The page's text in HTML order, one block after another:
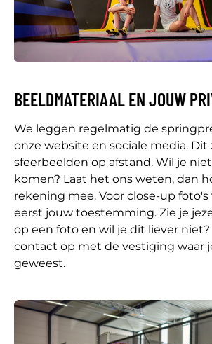
BEELDMATERIAAL EN JOUW
We leggen regelmatig de
onze website en sociale media. Dit
sfeerbeelden op afstand. Wil je
komen? Laat het ons weten, dan
rekening mee. Voor close-up
eerst jouw toestemming. Zie je
op een foto en wil je dit liever
contact op met de vestiging waar
geweest.